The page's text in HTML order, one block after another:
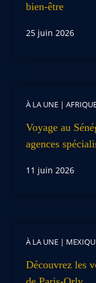
bien-être
25 juin 2026
À LA UNE |
Voyage au
agences
11 juin 2026
À LA UNE |
Découvrez les